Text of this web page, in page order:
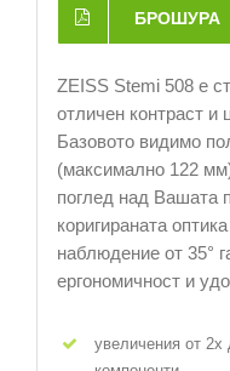
БРОШУРА
ZEISS Stemi 508 е
отличен контраст и
Базовото видимо
(максимално 122
поглед над Вашата
коригираната
наблюдение от 35°
ергономичност и
увеличения от 2х